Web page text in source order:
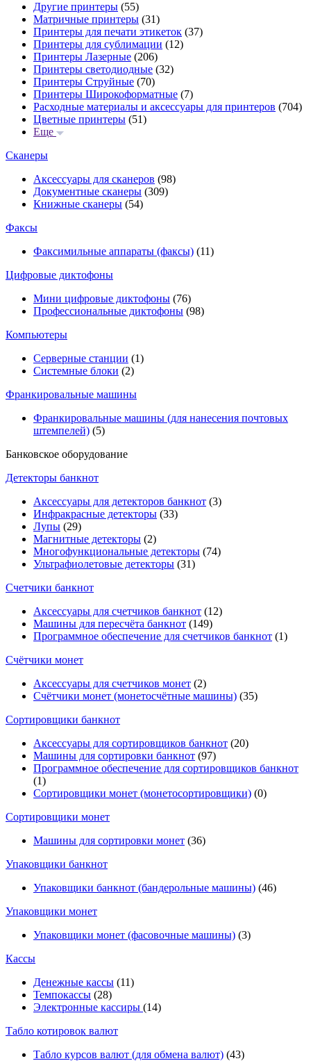
Другие принтеры (55)
Матричные принтеры (31)
Принтеры для печати этикеток (37)
Принтеры для сублимации (12)
Принтеры Лазерные (206)
Принтеры светодиодные (32)
Принтеры Струйные (70)
Принтеры Широкоформатные (7)
Расходные материалы и аксессуары для принтеров (704)
Цветные принтеры (51)
Еще
Сканеры
Аксессуары для сканеров (98)
Документные сканеры (309)
Книжные сканеры (54)
Факсы
Факсимильные аппараты (факсы) (11)
Цифровые диктофоны
Мини цифровые диктофоны (76)
Профессиональные диктофоны (98)
Компьютеры
Серверные станции (1)
Системные блоки (2)
Франкировальные машины
Франкировальные машины (для нанесения почтовых
штемпелей) (5)
Банковское оборудование
Детекторы банкнот
Аксессуары для детекторов банкнот (3)
Инфракрасные детекторы (33)
Лупы (29)
Магнитные детекторы (2)
Многофункциональные детекторы (74)
Ультрафиолетовые детекторы (31)
Счетчики банкнот
Аксессуары для счетчиков банкнот (12)
Машины для пересчёта банкнот (149)
Программное обеспечение для счетчиков банкнот (1)
Счётчики монет
Аксессуары для счетчиков монет (2)
Счётчики монет (монетосчётные машины) (35)
Cортировщики банкнот
Аксессуары для сортировщиков банкнот (20)
Машины для сортировки банкнот (97)
Программное обеспечение для сортировщиков банкнот
(1)
Сортировщики монет (монетосортировщики) (0)
Сортировщики монет
Машины для сортировки монет (36)
Упаковщики банкнот
Упаковщики банкнот (бандерольные машины) (46)
Упаковщики монет
Упаковщики монет (фасовочные машины) (3)
Кассы
Денежные кассы (11)
Темпокассы (28)
Электронные кассиры (14)
Табло котировок валют
Табло курсов валют (для обмена валют) (43)